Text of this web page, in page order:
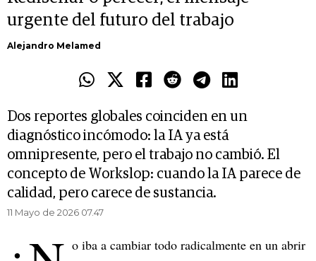
urgente del futuro del trabajo
Alejandro Melamed
Dos reportes globales coinciden en un
diagnóstico incómodo: la IA ya está
omnipresente, pero el trabajo no cambió. El
concepto de Workslop: cuando la IA parece de
calidad, pero carece de sustancia.
11 Mayo de 2026 07.47
o iba a cambiar todo radicalmente en un abrir